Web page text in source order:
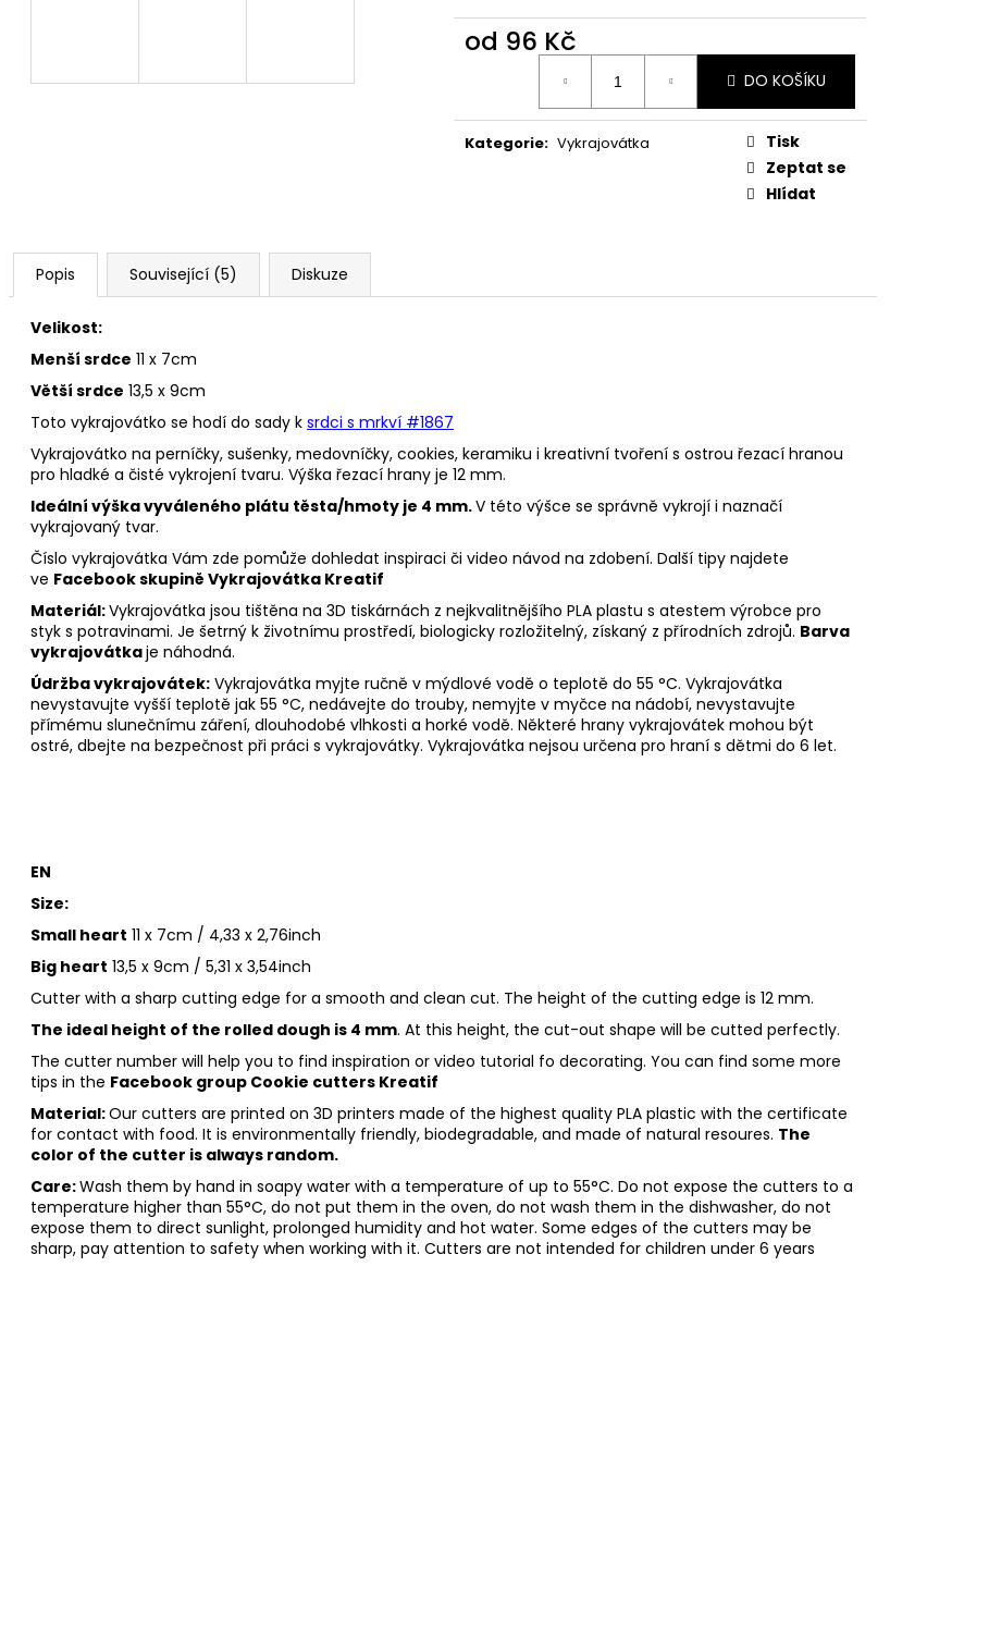
od 96 Kč
DO KOŠÍKU
Kategorie: Vykrajovátka
Tisk
Zeptat se
Hlídat
Popis Související (5) Diskuze
Velikost:
Menší srdce 11 x 7cm
Větší srdce 13,5 x 9cm
Toto vykrajovátko se hodí do sady k srdci s mrkví #1867
Vykrajovátko na perníčky, sušenky, medovníčky, cookies, keramiku i kreativní tvoření s ostrou řezací hranou
pro hladké a čisté vykrojení tvaru. Výška řezací hrany je 12 mm.
Ideální výška vyváleného plátu těsta/hmoty je 4 mm.V této výšce se správně vykrojí i naznačí
vykrajovaný tvar.
Číslo vykrajovátka Vám zde pomůže dohledat inspiraci či video návod na zdobení. Další tipy najdete
ve Facebook skupině Vykrajovátka Kreatif
Materiál:Vykrajovátka jsou tištěna na 3D tiskárnách z nejkvalitnějšího PLA plastu s atestem výrobce pro
styk s potravinami. Je šetrný k životnímu prostředí, biologicky rozložitelný, získaný z přírodních zdrojů. Barva
vykrajovátkaje náhodná.
Údržba vykrajovátek: Vykrajovátka myjte ručně v mýdlové vodě o teplotě do 55 °C. Vykrajovátka
nevystavujte vyšší teplotě jak 55 °C, nedávejte do trouby, nemyjte v myčce na nádobí, nevystavujte
přímému slunečnímu záření, dlouhodobé vlhkosti a horké vodě. Některé hrany vykrajovátek mohou být
ostré, dbejte na bezpečnost při práci s vykrajovátky. Vykrajovátka nejsou určena pro hraní s dětmi do 6 let.
EN
Size:
Small heart 11 x 7cm / 4,33 x 2,76inch
Big heart 13,5 x 9cm / 5,31 x 3,54inch
Cutter with a sharp cutting edge for a smooth and clean cut. The height of the cutting edge is 12 mm.
The ideal height of the rolled dough is 4 mm. At this height, the cut-out shape will be cutted perfectly.
The cutter number will help you to find inspiration or video tutorial fo decorating. You can find some more
tips in the Facebook group Cookie cutters Kreatif
Material:Our cutters are printed on 3D printers made of the highest quality PLA plastic with the certificate
for contact with food. It is environmentally friendly, biodegradable, and made of natural resoures. The
color of the cutter is always random.
Care:Wash them by hand in soapy water with a temperature of up to 55°C. Do not expose the cutters to a
temperature higher than 55°C, do not put them in the oven, do not wash them in the dishwasher, do not
expose them to direct sunlight, prolonged humidity and hot water. Some edges of the cutters may be
sharp, pay attention to safety when working with it. Cutters are not intended for children under 6 years